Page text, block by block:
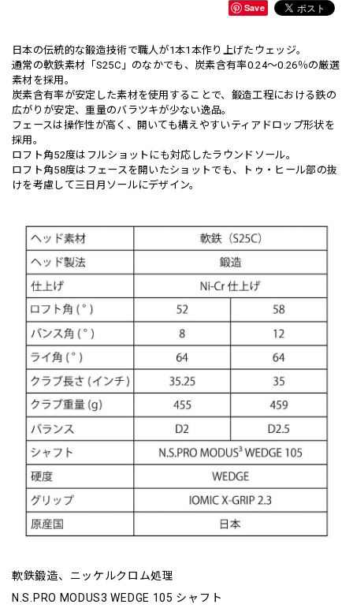
Save
日本の伝統的な鍛造技術で職人が1本1本作り上げたウェッジ。
通常の軟鉄素材「S25C」のなかでも、炭素含有率0.24～0.26％の厳選
素材を採用。
炭素含有率が安定した素材を使用することで、鍛造工程における鉄の
広がりが安定、重量のバラツキが少ない逸品。
フェースは操作性が高く、開いても構えやすいティアドロップ形状を
採用。
ロフト角52度はフルショットにも対応したラウンドソール。
ロフト角58度はフェースを開いたショットでも、トゥ・ヒール部の抜
けを考慮して三日月ソールにデザイン。
軟鉄鍛造、ニッケルクロム処理
N.S.PRO MODUS3 WEDGE 105 シャフト